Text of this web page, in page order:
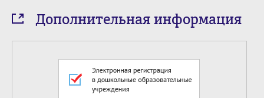
Дополнительная информация